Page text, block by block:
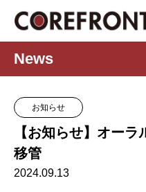
News
お知らせ
【お知らせ】オー
移管
2024.09.13